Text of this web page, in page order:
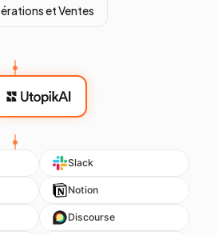
et Ventes
Slack
Notion
Discourse